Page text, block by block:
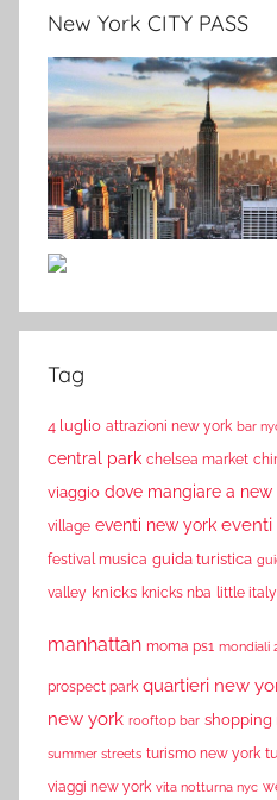
New York CITY PASS
Tag
4 luglio attrazioni new york bar
central park chelsea market
viaggio dove mangiare a new
village eventi new york eventi
festival musica guida turistica
valley knicks knicks nba little italy
manhattan moma ps1 mondiali
prospect park quartieri new
new york rooftop bar shopping
summer streets turismo new york
viaggi new york vita notturna nyc